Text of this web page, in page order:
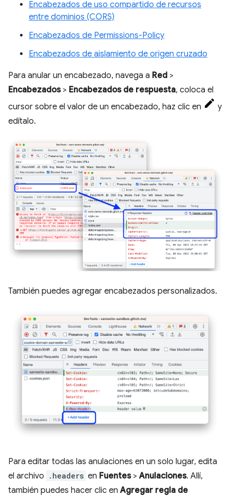
Encabezados de uso compartido de recursos
entre dominios (CORS)
Encabezados de Permissions-Policy
Encabezados de aislamiento de origen cruzado
Para anular un encabezado, navega a Red >
Encabezados> Encabezados de respuesta, coloca el
cursor sobre el valor de un encabezado, haz clic en
y
edítalo.
También puedes agregar encabezados personalizados.
Para editar todas las anulaciones en un solo lugar, edita
el archivo
.headers en Fuentes>Anulaciones. Allí,
también puedes hacer clic enAgregar regla de